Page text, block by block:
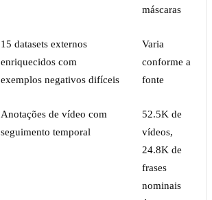
máscaras
15 datasets externos
enriquecidos com
exemplos negativos difíceis
Varia
conforme a
fonte
Anotações de vídeo com
seguimento temporal
52.5K de
vídeos,
24.8K de
frases
nominais